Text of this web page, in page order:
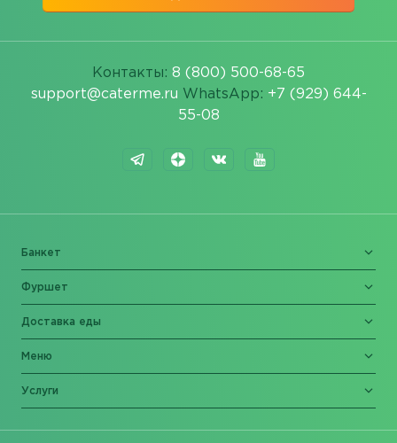
Контакты: 8 (800) 500-68-65
support@caterme.ru WhatsApp: +7 (929) 644-
55-08
Банкет
Фуршет
Доставка еды
Меню
Услуги